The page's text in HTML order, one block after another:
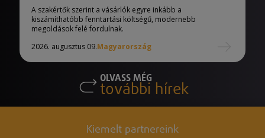
A szakértők szerint a vásárlók egyre inkább a
kiszámíthatóbb fenntartási költségű, modernebb
megoldások felé fordulnak.
2026. augusztus 09.Magyarország
OLVASS MÉG
további hírek
Kiemelt partnereink